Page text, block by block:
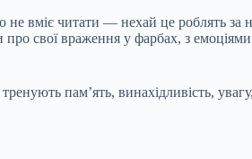
вміє читати — нехай це роблять за
свої враження у фарбах, з
пам’ять, винахідливість,